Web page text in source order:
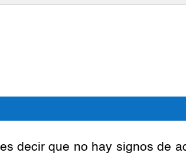
decir que no hay signos de